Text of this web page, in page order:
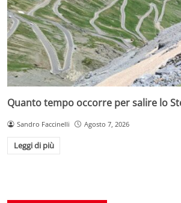
Quanto tempo occorre per salire lo
Sandro Faccinelli Agosto 7, 2026
Leggi di più